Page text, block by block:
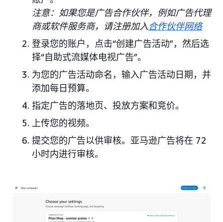
注意：如果您是广告合作伙伴，例如广告代理
商或软件服务商，请注册加入合作伙伴网络
登录您的账户，点击“创建广告活动”，然后选
择“自助式流媒体电视广告”。
为您的广告活动命名，输入广告活动日期，并
添加每日预算。
指定广告的落地页、投放方案和竞价。
上传您的视频。
提交您的广告以供审核。亚马逊广告将在 72
小时内进行审核。